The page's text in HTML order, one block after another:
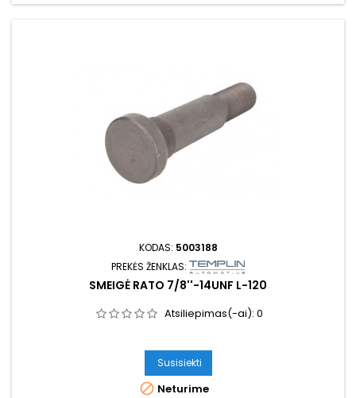
KODAS: 5003188
PREKĖS ŽENKLAS:
SMEIGĖ RATO 7/8''-14UNF L-120
Atsiliepimas(-ai): 0
Susisiekti
 Neturime